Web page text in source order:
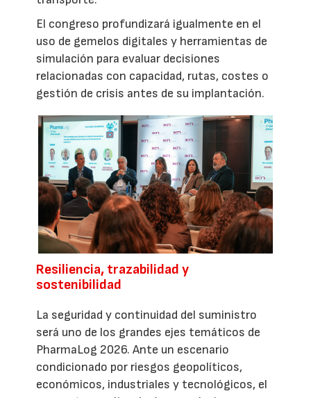
El congreso profundizará igualmente en el
uso de gemelos digitales y herramientas de
simulación para evaluar decisiones
relacionadas con capacidad, rutas, costes o
gestión de crisis antes de su implantación.
Resiliencia, trazabilidad y
sostenibilidad
La seguridad y continuidad del suministro
será uno de los grandes ejes temáticos de
PharmaLog 2026. Ante un escenario
condicionado por riesgos geopolíticos,
económicos, industriales y tecnológicos, el